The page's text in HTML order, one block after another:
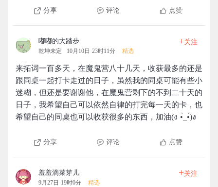
分享 评论 点赞
嘟嘟的大踏步
乾坤未定 10月10日 23时11分 精选
+关注
来拓词一百多天，在魔鬼营八十几天，收获最多的还是
跟同桌一起打卡走过的日子，虽然我的同桌可能有些小
迷糊，但还是要谢谢他，在魔鬼营剩下的不到二十天的
日子，我希望自己可以依然自律的打完每一天的卡，也
希望自己的同桌也可以收获很多的东西，加油(ง •̀_•́)ง
分享 评论 点赞
羞羞滴菜芽儿
9月27日 19时0分 精选
+关注